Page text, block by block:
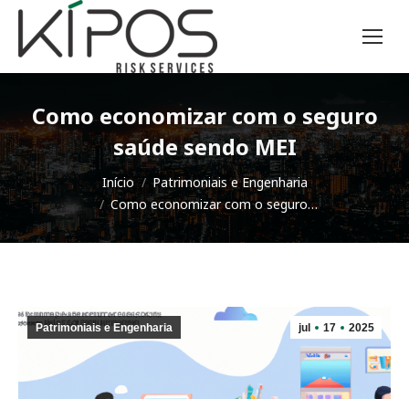
Como economizar com o seguro
saúde sendo MEI
Você está aqui:Início
Patrimoniais e Engenharia
Como economizar com o seguro…
jul 17 2025
Patrimoniais e Engenharia